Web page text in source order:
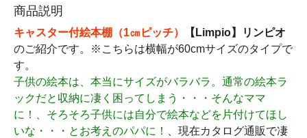
商品説明
キャスター付絵本棚 （1㎝ピッチ）
【Limpio】リンピオ
のご紹介です。※こちらは横幅が60cmサイズのタイプで
す。
子供の絵本は、本当にサイズがバラバラ。通常の絵本ラ
ックだと収納に凄く困ってしまう・・・そんなママ
に！、そろそろ子供には自分で絵本などを片付けてほし
いな・・・とお考えのパパに！
、現在カタログ通販で凄